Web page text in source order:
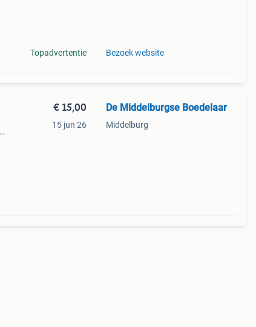
Topadvertentie Bezoek website
€ 15,00
15 jun 26
De Middelburgse Boedelaar
Middelburg